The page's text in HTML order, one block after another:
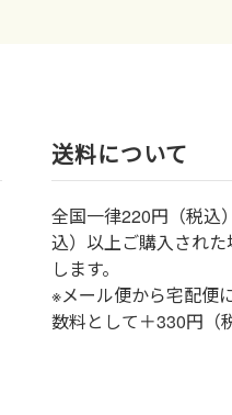
送料について
全国一律220円（税込
込）以上ご購入され
します。
※メール便から宅配便
数料として＋330円（